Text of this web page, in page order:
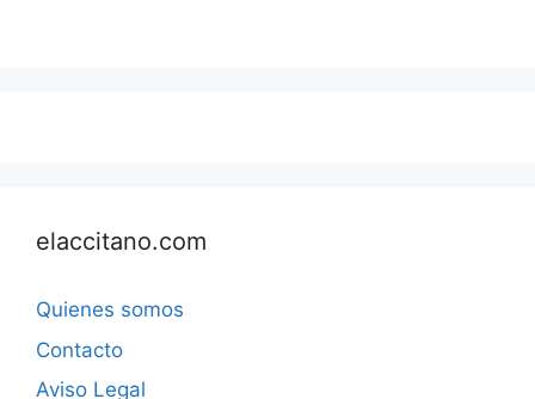
elaccitano.com
Quienes somos
Contacto
Aviso Legal